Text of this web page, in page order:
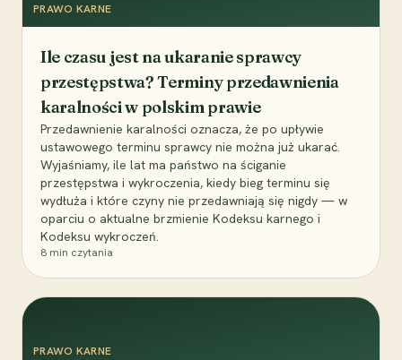
PRAWO KARNE
Ile czasu jest na ukaranie sprawcy
przestępstwa? Terminy przedawnienia
karalności w polskim prawie
Przedawnienie karalności oznacza, że po upływie
ustawowego terminu sprawcy nie można już ukarać.
Wyjaśniamy, ile lat ma państwo na ściganie
przestępstwa i wykroczenia, kiedy bieg terminu się
wydłuża i które czyny nie przedawniają się nigdy — w
oparciu o aktualne brzmienie Kodeksu karnego i
Kodeksu wykroczeń.
8 min czytania
PRAWO KARNE